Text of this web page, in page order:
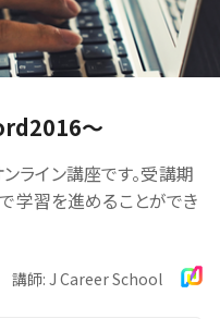
～
ライン講座です。受講期
学習を進めることができ
講師: J Career School